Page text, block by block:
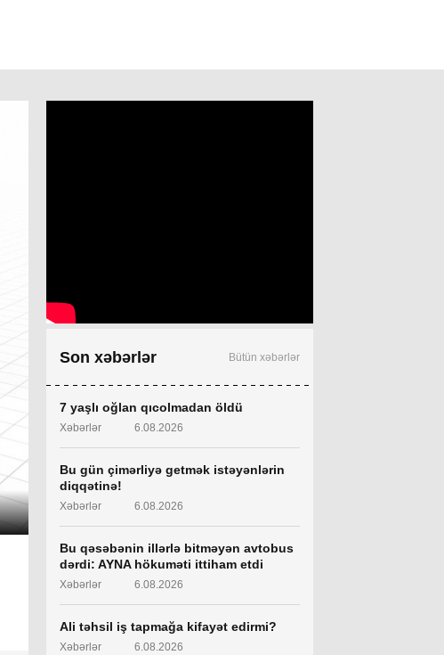
Son xəbərlər Bütün xəbərlər
7 yaşlı oğlan qıcolmadan öldü
Xəbərlər 6.08.2026
Bu gün çimərliyə getmək istəyənlərin
diqqətinə!
Xəbərlər 6.08.2026
Bu qəsəbənin illərlə bitməyən avtobus
dərdi: AYNA hökuməti ittiham etdi
Xəbərlər 6.08.2026
Ali təhsil iş tapmağa kifayət edirmi?
Xəbərlər 6.08.2026